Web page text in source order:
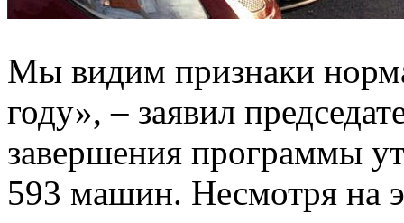
Мы видим признаки
году», – заявил
завершения программы
593 машин. Несмотря на